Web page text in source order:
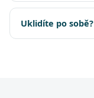
Uklidíte po sobě?